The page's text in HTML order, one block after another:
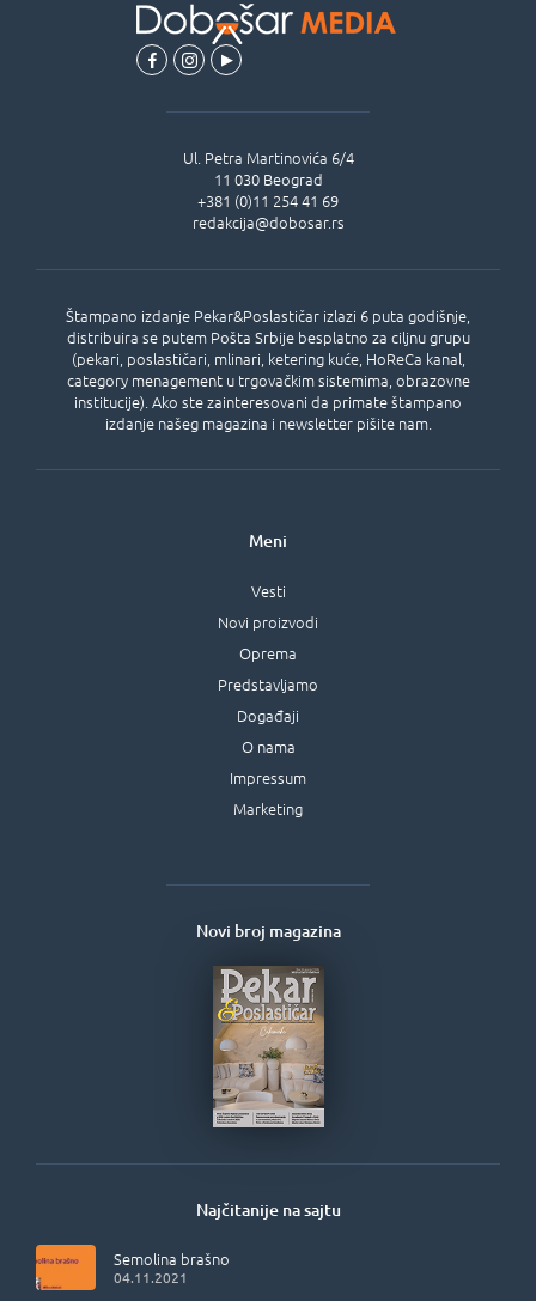
Štampano izdanje Pekar&Poslastičar izlazi 6 puta godišnje,
distribuira se putem Pošta Srbije besplatno za ciljnu grupu
(pekari, poslastičari, mlinari, ketering kuće, HoReCa kanal,
category menagement u trgovačkim sistemima, obrazovne
institucije). Ako ste zainteresovani da primate štampano
izdanje našeg magazina i newsletter pišite nam.
Ul. Petra Martinovića 6/4
11 030 Beograd
+381 (0)11 254 41 69
redakcija@dobosar.rs
Meni
Vesti
Novi proizvodi
Oprema
Predstavljamo
Događaji
O nama
Impressum
Marketing
Najčitanije na sajtu
Semolina brašno
04.11.2021
Novi broj magazina